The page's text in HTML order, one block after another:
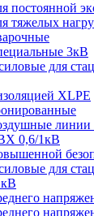
постоянной
тяжелых
3кВ
для
XLPE
линии
0,6/1кВ
для